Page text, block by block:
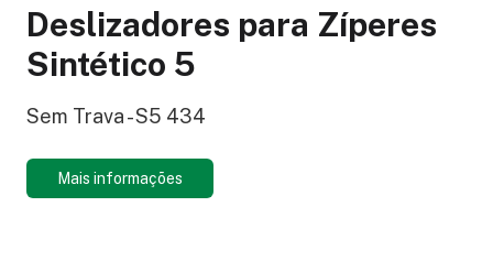
Deslizadores para Zíperes
Sintético 5
Sem Trava - S5 434
Mais informações